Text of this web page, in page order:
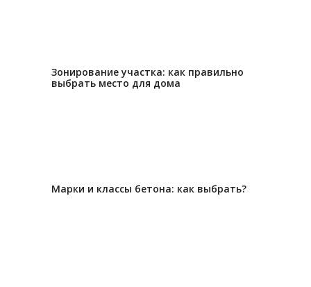
Зонирование участка: как правильно
выбрать место для дома
Марки и классы бетона: как выбрать?